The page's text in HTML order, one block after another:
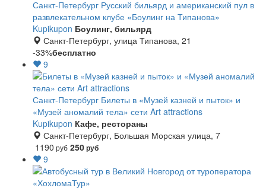
Санкт-Петербург Русский бильярд и американский пул в
развлекательном клубе «Боулинг на Типанова»
Kupikupon Боулинг, бильярд
Санкт-Петербург, улица Типанова, 21
-33%бесплатно
9
Санкт-Петербург Билеты в «Музей казней и пыток» и
«Музей аномалий тела» сети Art attractions
Kupikupon Кафе, рестораны
Санкт-Петербург, Большая Морская улица, 7
1190 руб 250руб
9